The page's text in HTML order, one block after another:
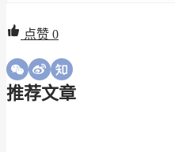
点赞 0
推荐文章